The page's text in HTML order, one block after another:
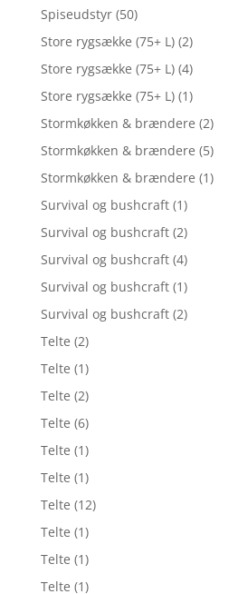
Spiseudstyr (50)
Store rygsække (75+ L) (2)
Store rygsække (75+ L) (4)
Store rygsække (75+ L) (1)
Stormkøkken & brændere (2)
Stormkøkken & brændere (5)
Stormkøkken & brændere (1)
Survival og bushcraft (1)
Survival og bushcraft (2)
Survival og bushcraft (4)
Survival og bushcraft (1)
Survival og bushcraft (2)
Telte (2)
Telte (1)
Telte (2)
Telte (6)
Telte (1)
Telte (1)
Telte (12)
Telte (1)
Telte (1)
Telte (1)